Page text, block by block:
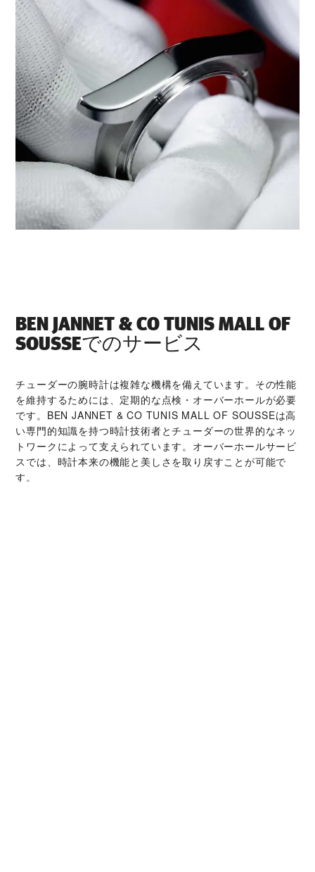
‭BEN JANNET & CO TUNIS MALL OF
SOUSSE‬でのサービス
チューダーの腕時計は複雑な機構を備えています。その性能
を維持するためには、定期的な点検・オーバーホールが必要
です。‭BEN JANNET & CO TUNIS MALL OF SOUSSE‬は高
い専門的知識を持つ時計技術者とチューダーの世界的なネッ
トワークによって支えられています。オーバーホールサービ
スでは、時計本来の機能と美しさを取り戻すことが可能で
す。